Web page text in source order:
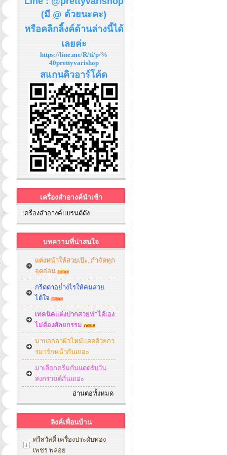
(มี @ ด้วยนะคะ)
หรือคลิกลิ้งค์ด้านล่างนี้ได้
เลยค่ะ
https://line.me/R/ti/p/%
40prettyvarishop
สแกนคิวอาร์โค้ด
เครื่องสำอางค์นำเข้า
เครื่องสำอางค์แบรนด์ดัง
บทความที่น่าสนใจ
แต่งหน้าให้สวยเป๊ะ..กำจัดทุก
จุดอ่อน
กรีดตาอย่่างไรให้คมสวย
ได้ใจ
เทคนิคแต่งปากสวยทำได้เอง
ไม่ต้องศัลยกรรม
มาบอกลาผิวไหม้แดดด้วยกา
รมาร์กหน้ากันเถอะ
มาเลือกครีมกันแดดรับวัน
สงกรานต์กันเถอะ
อ่านต่อทั้งหมด
ลิงค์เพื่อนบ้าน
ศรีสวัสดิ์ เครื่องประดับทอง
เพชร พลอย